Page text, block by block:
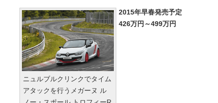
ニュルブルクリンクでタイム
アタックを行うメガーヌ ル
2015年早春発売予定
426万円～499万円